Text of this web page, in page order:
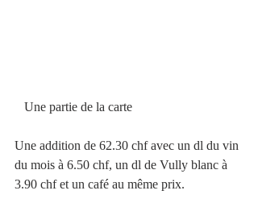
   Une partie de la carte
Une addition de 62.30 chf avec un dl du vin
du mois à 6.50 chf, un dl de Vully blanc à
3.90 chf et un café au même prix.